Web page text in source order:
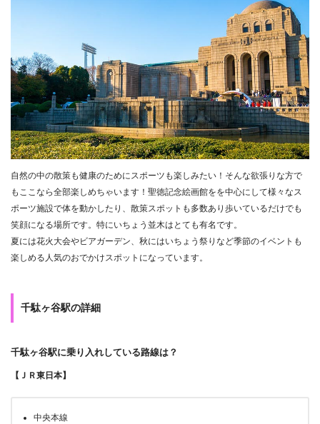
自然の中の散策も健康のためにスポーツも楽しみたい！そんな欲張りな方で
もここなら全部楽しめちゃいます！聖徳記念絵画館をを中心にして様々なス
ポーツ施設で体を動かしたり、散策スポットも多数あり歩いているだけでも
笑顔になる場所です。特にいちょう並木はとても有名です。
夏には花火大会やビアガーデン、秋にはいちょう祭りなど季節のイベントも
楽しめる人気のおでかけスポットになっています。
千駄ヶ谷駅の詳細
千駄ヶ谷駅に乗り入れしている路線は？
【ＪＲ東日本】
中央本線